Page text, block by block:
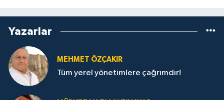
Yazarlar
MEHMET ÖZÇAKIR
Tüm yerel yönetimlere çağrımdır!